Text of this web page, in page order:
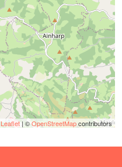
Leaflet | ©OpenStreetMapcontributors